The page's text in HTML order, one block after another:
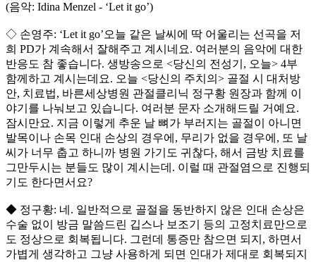
(음악: Idina Menzel - ‘Let it go’)
◇ 손영주: ‘Let it go’오늘 같은 날씨에 딱 어울리는 선곡을 저
희 PD가 계속해서 잘해주고 계시네요. 여러분의 음악에 대한
반응도 참 좋습니다. 생방송으로 <당신의 전성기, 오늘> 4부
함께하고 계시는데요. 오늘 <당신의 주치의> 골절 시 대처방
안, 치료법, 바른세상병원 관절클리닉 정구황 원장과 함께 이
야기를 나눠보고 있습니다. 여러분 문자 소개해드릴 거예요.
잠시만요. 지금 이렇게 추운 날 뼈가 부러지는 골절이 아니면
발목이나 손목 인대 손상의 경우에, 무리가 없을 경우에, 또 날
씨가 너무 춥고 하니까 병원 가기도 귀찮다, 해서 금방 치료를
그만두시는 분들도 많이 계시는데. 이럴 때 관절염으로 진행되
기도 한다면서요?
◆ 정구황: 네. 일반적으로 골절을 동반하지 않은 인대 손상은
수술 없이 방금 말씀드린 깁스나 보조기 등의 고정치료만으로
도 정상으로 회복됩니다. 그런데 통증만 참으면 되지, 하면서
가볍게 생각하고 그냥 사용하게 되면 인대가 제대로 회복되지